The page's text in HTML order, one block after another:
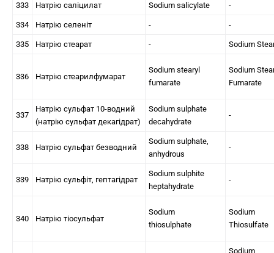
333 Натрію саліцилат Sodium salicylate -
334 Натрію селеніт - -
335 Натрію стеарат - Sodium
336 Натрію стеарилфумарат
Sodium stearyl
fumarate
Sodium
Fumarate
337
Натрію сульфат 10-водний
(натрію сульфат декагідрат)
Sodium sulphate
decahydrate
-
338 Натрію сульфат безводний
Sodium sulphate,
anhydrous
-
339 Натрію сульфіт, гептагідрат
Sodium sulphite
heptahydrate
-
340 Натрію тіосульфат
Sodium
thiosulphate
Sodium
Thiosulfate
Sodium